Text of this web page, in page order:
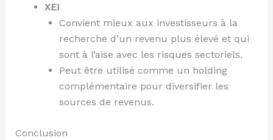
XEI
Convient mieux aux investisseurs à la
recherche d’un revenu plus élevé et qui
sont à l’aise avec les risques sectoriels.
Peut être utilisé comme un holding
complémentaire pour diversifier les
sources de revenus.
Conclusion